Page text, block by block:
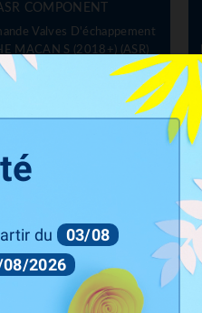
COMPONENT
Valves D'échappement
MACAN S (2018+) (ASR)
Prix
du
03/08
2026